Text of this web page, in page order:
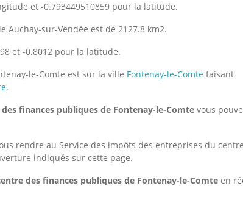
et -0.793449510859 pour la latitude.
Auchay-sur-Vendée est de 2127.8 km2.
et -0.8012 pour la latitude.
le-Comte est sur la ville Fontenay-le-Comte faisant
.
finances publiques de Fontenay-le-Comte vous
rendre au Service des impôts des entreprises du
indiqués sur cette page.
des finances publiques de Fontenay-le-Comte en